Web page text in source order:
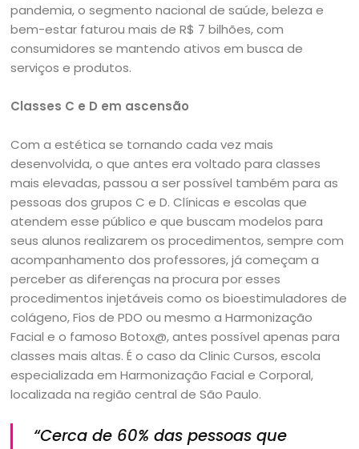
pandemia, o segmento nacional de saúde, beleza e
bem-estar faturou mais de R$ 7 bilhões, com
consumidores se mantendo ativos em busca de
serviços e produtos.
Classes C e D em ascensão
Com a estética se tornando cada vez mais
desenvolvida, o que antes era voltado para classes
mais elevadas, passou a ser possível também para as
pessoas dos grupos C e D. Clínicas e escolas que
atendem esse público e que buscam modelos para
seus alunos realizarem os procedimentos, sempre com
acompanhamento dos professores, já começam a
perceber as diferenças na procura por esses
procedimentos injetáveis como os bioestimuladores de
colágeno, Fios de PDO ou mesmo a Harmonização
Facial e o famoso Botox@, antes possível apenas para
classes mais altas. É o caso da Clinic Cursos, escola
especializada em Harmonização Facial e Corporal,
localizada na região central de São Paulo.
“Cerca de 60% das pessoas que